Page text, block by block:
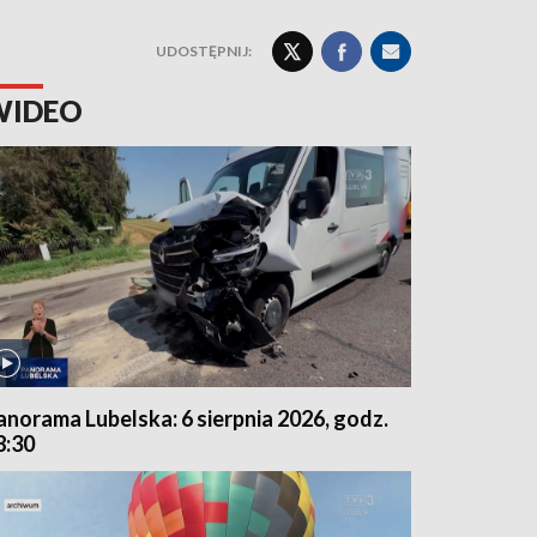
UDOSTĘPNIJ:
Lubelska: 6 sierpnia 2026, godz.